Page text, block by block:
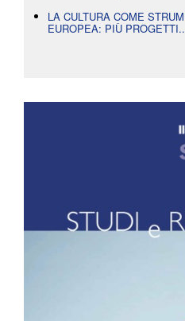
LA CULTURA COME
EUROPEA: PIÙ